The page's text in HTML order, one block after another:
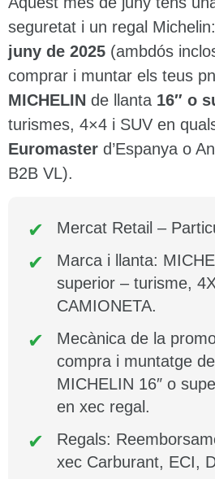
seguretat i un regal
juny de 2025 (ambdós
comprar i muntar els teus
MICHELIN de llanta 16″ o
turismes, 4×4 i SUV en
Euromaster d’Espanya o
B2B VL).
Mercat Retail –
Marca i llanta:
superior – turisme,
CAMIONETA.
Mecànica de la
compra i muntatge
MICHELIN 16″ o
en xec regal.
Regals:
xec Carburant, ECI,